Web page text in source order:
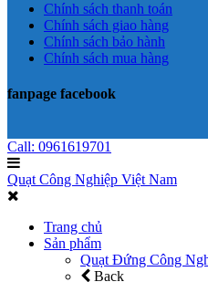
Chính sách thanh toán
Chính sách giao hàng
Chính sách bảo hành
Chính sách mua hàng
fanpage facebook
Call: 0961619701
Quạt Công Nghiệp Việt Nam
Trang chủ
Sản phẩm
Quạt Đứng Công
Back